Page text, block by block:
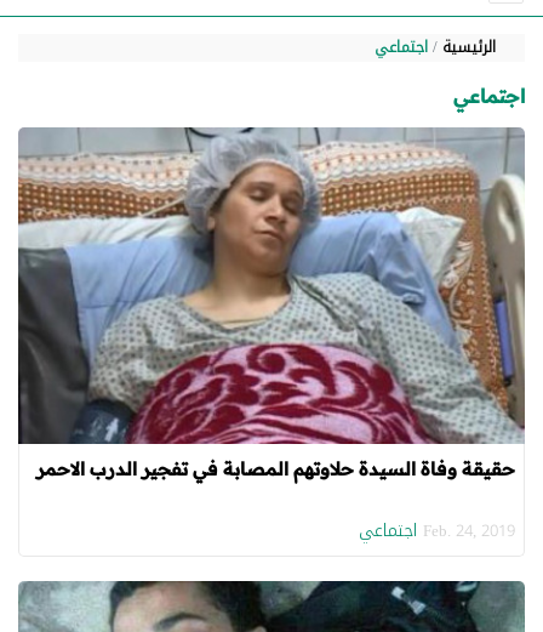
الرئيسية اجتماعي
اجتماعي
حقيقة وفاة السيدة حلاوتهم المصابة في تفجير الدرب الاحمر
Feb. 24, 2019 اجتماعي